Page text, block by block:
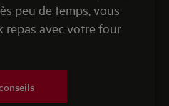
peu de temps, vous
repas avec votre four